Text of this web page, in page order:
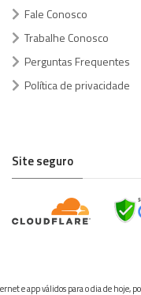
Fale Conosco
Trabalhe Conosco
Perguntas Frequentes
Política de privacidade
Site seguro
e app válidos para o dia de hoje,